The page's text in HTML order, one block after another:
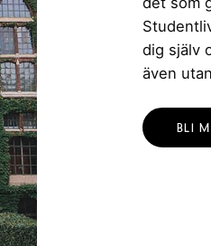
dig själv
även
BLI